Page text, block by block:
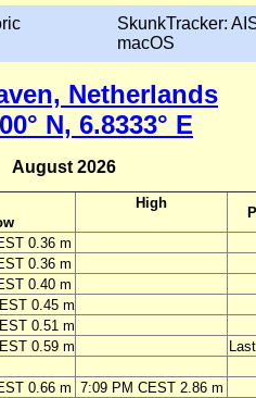
SkunkTracker:
macOS
Netherlands
N, 6.8333° E
August 2026
High
0.36 m
0.36 m
0.40 m
0.45 m
0.51 m
0.59 m
0.66 m 7:09 PM CEST 2.86 m